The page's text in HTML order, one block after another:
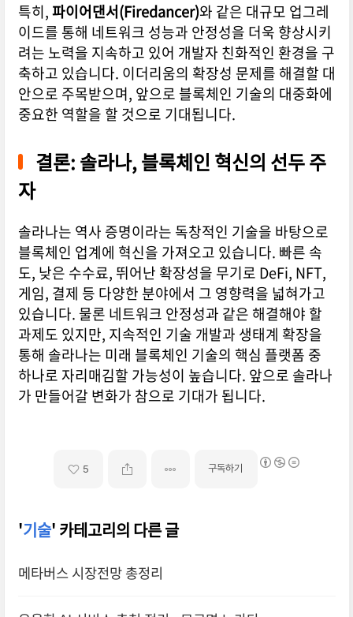
특히,파이어댄서(Firedancer)와 같은 대규모 업그레
이드를 통해 네트워크 성능과 안정성을 더욱 향상시키
려는 노력을 지속하고 있어 개발자 친화적인 환경을 구
축하고 있습니다. 이더리움의 확장성 문제를 해결할 대
안으로 주목받으며, 앞으로 블록체인 기술의 대중화에
중요한 역할을 할 것으로 기대됩니다.
결론: 솔라나, 블록체인 혁신의 선두 주
자
솔라나는 역사 증명이라는 독창적인 기술을 바탕으로
블록체인 업계에 혁신을 가져오고 있습니다. 빠른 속
도, 낮은 수수료, 뛰어난 확장성을 무기로 DeFi, NFT,
게임, 결제 등 다양한 분야에서 그 영향력을 넓혀가고
있습니다. 물론 네트워크 안정성과 같은 해결해야 할
과제도 있지만, 지속적인 기술 개발과 생태계 확장을
통해 솔라나는 미래 블록체인 기술의 핵심 플랫폼 중
하나로 자리매김할 가능성이 높습니다. 앞으로 솔라나
가 만들어갈 변화가 참으로 기대가 됩니다.
5 구독하기
'기술' 카테고리의 다른 글
메타버스 시장전망 총정리